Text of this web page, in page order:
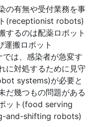
の有無や受付業務を事
(receptionist robots)
するのは配薬ロボット
運搬ロボット
では、感染者が急変す
に対処するために見守
systems)が必要と
だ幾つもの問題がある
ット (food serving
and-shifting robots)